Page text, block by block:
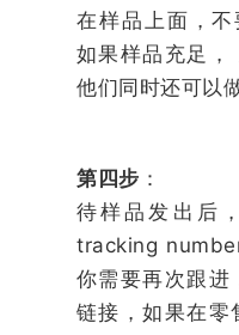
在样品上面，不
如果样品充足，
他们同时还可以
第四步 ：
待样品发出后
tracking
你需要再次跟进
链接，如果在零